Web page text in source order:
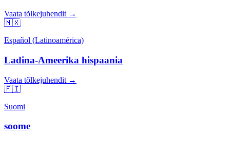
Vaata tõlkejuhendit →
🇲🇽
Español (Latinoamérica)
Ladina-Ameerika hispaania
Vaata tõlkejuhendit →
🇫🇮
Suomi
soome